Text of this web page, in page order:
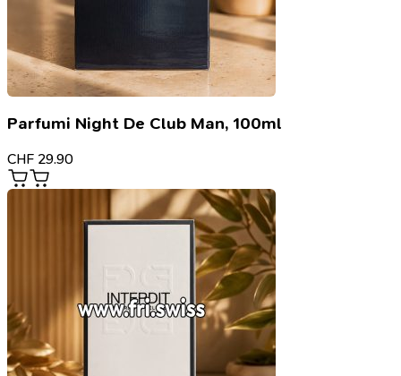
Parfumi Night De Club Man, 100ml
CHF 29.90